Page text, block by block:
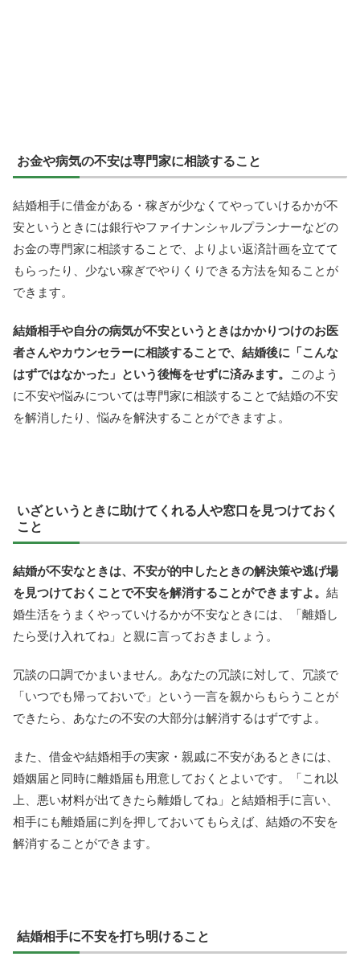
お金や病気の不安は専門家に相談すること
結婚相手に借金がある・稼ぎが少なくてやっていけるかが不
安というときには銀行やファイナンシャルプランナーなどの
お金の専門家に相談することで、よりよい返済計画を立てて
もらったり、少ない稼ぎでやりくりできる方法を知ることが
できます。
結婚相手や自分の病気が不安というときはかかりつけのお医
者さんやカウンセラーに相談することで、結婚後に「こんな
はずではなかった」という後悔をせずに済みます。
このよう
に不安や悩みについては専門家に相談することで結婚の不安
を解消したり、悩みを解決することができますよ。
いざというときに助けてくれる人や窓口を見つけておく
こと
結婚が不安なときは、不安が的中したときの解決策や逃げ場
を見つけておくことで不安を解消することができますよ。 結
婚生活をうまくやっていけるかが不安なときには、「離婚し
たら受け入れてね」と親に言っておきましょう。
冗談の口調でかまいません。あなたの冗談に対して、冗談で
「いつでも帰っておいで」という一言を親からもらうことが
できたら、あなたの不安の大部分は解消するはずですよ。
また、借金や結婚相手の実家・親戚に不安があるときには、
婚姻届と同時に離婚届も用意しておくとよいです。「これ以
上、悪い材料が出てきたら離婚してね」と結婚相手に言い、
相手にも離婚届に判を押しておいてもらえば、結婚の不安を
解消することができます。
結婚相手に不安を打ち明けること